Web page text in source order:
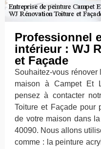
Professionnel
intérieur : WJ
et Façade
Souhaitez-vous
maison à Campet Et
pensez à contacter
Toiture et Façade pour
de votre maison dans
40090. Nous allons
comme : la peinture